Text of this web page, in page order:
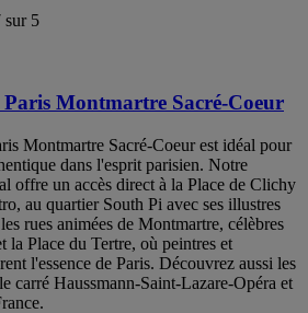
sur 5
Montmartre Sacré-Coeur
Montmartre Sacré-Coeur est idéal pour
dans l'esprit parisien. Notre
offre un accès direct à la Place de Clichy
au quartier South Pi avec ses illustres
rues animées de Montmartre, célèbres
la Place du Tertre, où peintres et
l'essence de Paris. Découvrez aussi les
carré Haussmann-Saint-Lazare-Opéra et